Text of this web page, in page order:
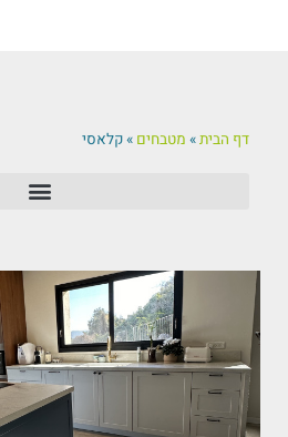
דף הבית» מטבחים »קלאסי